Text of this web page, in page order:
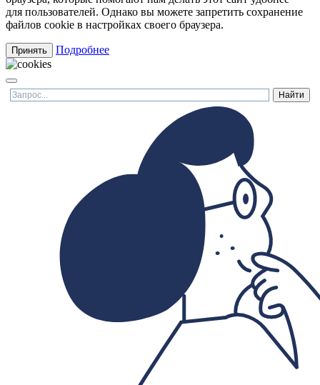
для пользователей. Однако вы можете запретить сохранение
файлов cookie в настройках своего браузера.
Принять Подробнее